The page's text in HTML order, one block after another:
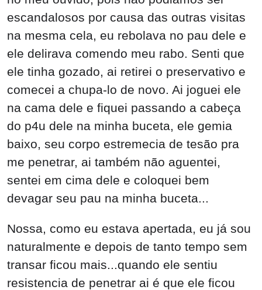
Nossa, como eu estava apertada, eu já sou
naturalmente e depois de tanto tempo sem
transar ficou mais...quando ele sentiu
resistencia de penetrar ai é que ele ficou